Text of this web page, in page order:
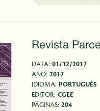
Revista
DATA: 01/12/2017
ANO: 2017
IDIOMA: PORTUGUÊS
EDITOR: CGEE
PÁGINAS: 204